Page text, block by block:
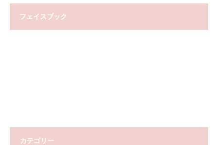
フェイスブック
カテゴリー